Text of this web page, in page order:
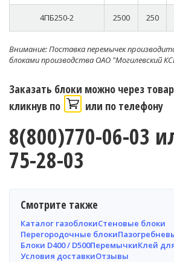
4ПБ250-2 2500 250
Внимание: Поставка перемычек
блоками производства ОАО "Могилевский
Заказать блоки можно через
кликнув по
или по телефону
8(800)770-06-03
75-28-03
Смотрите также
Каталог газоблокиСтеновые блоки
Перегородочные блоки
Блоки D400 / D500ПеремычкиКлей
Условия доставкиОтзывы